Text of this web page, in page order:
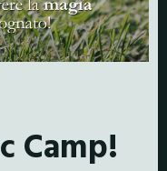
Camp!